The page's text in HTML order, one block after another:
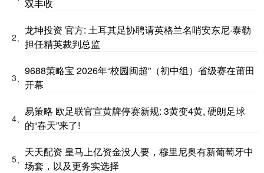
双丰收
2、
龙坤投资 官方: 土耳其足协聘请英格兰名哨安东尼·泰勒
担任精英裁判总监
3、
9688策略宝 2026年“校园闽超”（初中组）省级赛在莆田
开幕
4、
易策略 欧足联官宣黄牌停赛新规: 3黄变4黄, 硬朗足球
的“春天”来了!
5、
天天配资 皇马上亿资金没人要，穆里尼奥有新葡萄牙中
场套，以及更务实选择